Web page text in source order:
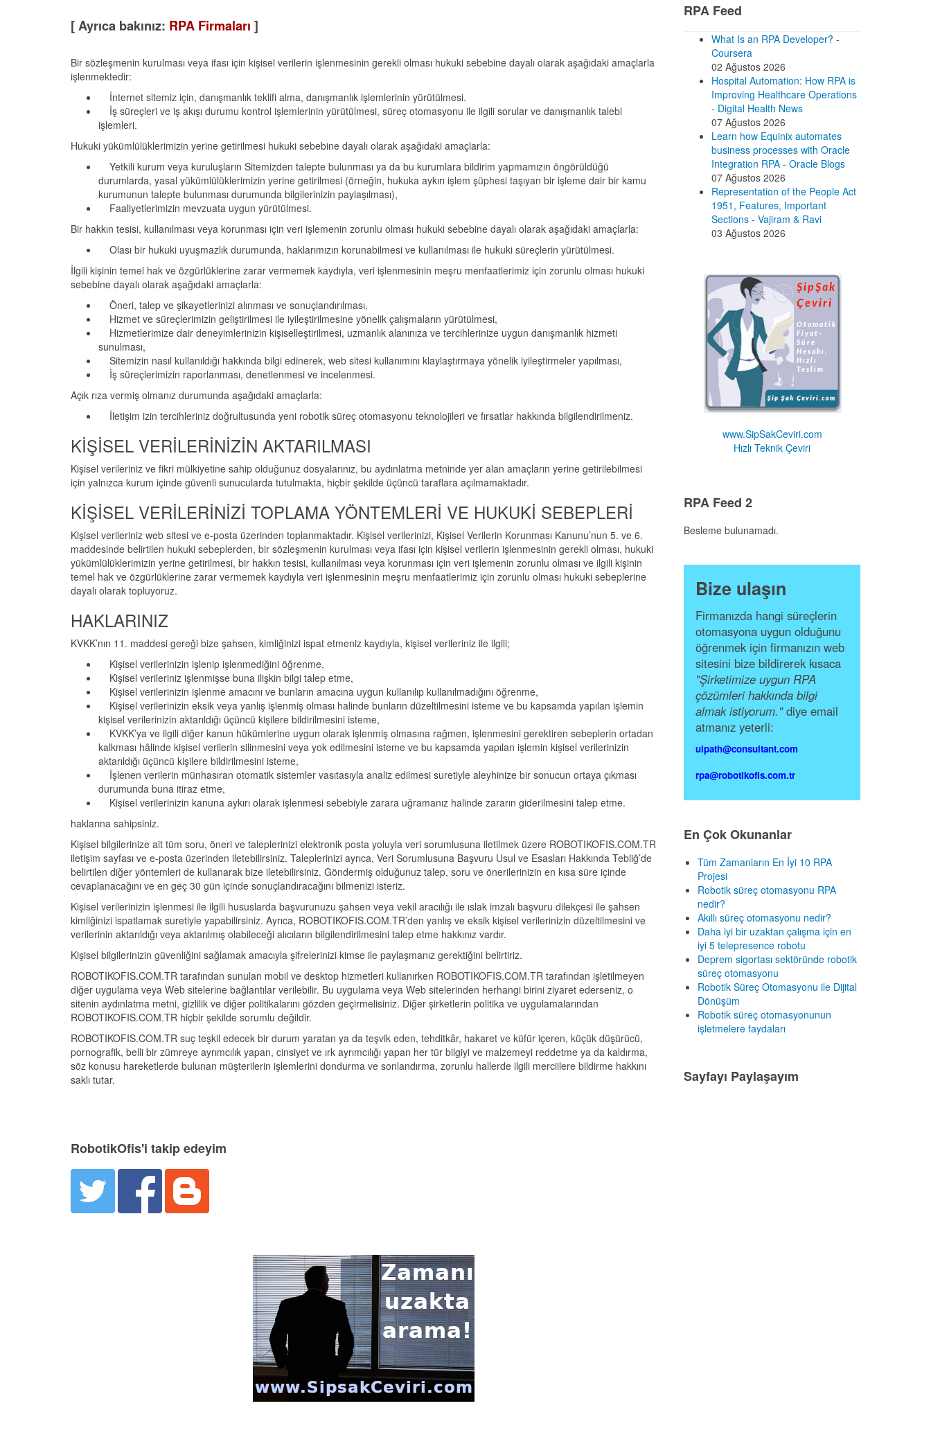
[ Ayrıca bakınız: RPA Firmaları ]
Bir sözleşmenin kurulması veya ifası için kişisel verilerin işlenmesinin gerekli olması hukuki sebebine dayalı olarak aşağıdaki amaçlarla
işlenmektedir:
İnternet sitemiz için, danışmanlık teklifi alma, danışmanlık işlemlerinin yürütülmesi.
İş süreçleri ve iş akışı durumu kontrol işlemlerinin yürütülmesi, süreç otomasyonu ile ilgili sorular ve danışmanlık talebi
işlemleri.
Hukuki yükümlülüklerimizin yerine getirilmesi hukuki sebebine dayalı olarak aşağıdaki amaçlarla:
Yetkili kurum veya kuruluşların Sitemizden talepte bulunması ya da bu kurumlara bildirim yapmamızın öngörüldüğü
durumlarda, yasal yükümlülüklerimizin yerine getirilmesi (örneğin, hukuka aykırı işlem şüphesi taşıyan bir işleme dair bir kamu
kurumunun talepte bulunması durumunda bilgilerinizin paylaşılması),
Faaliyetlerimizin mevzuata uygun yürütülmesi.
Bir hakkın tesisi, kullanılması veya korunması için veri işlemenin zorunlu olması hukuki sebebine dayalı olarak aşağıdaki amaçlarla:
Olası bir hukuki uyuşmazlık durumunda, haklarımızın korunabilmesi ve kullanılması ile hukuki süreçlerin yürütülmesi.
İlgili kişinin temel hak ve özgürlüklerine zarar vermemek kaydıyla, veri işlenmesinin meşru menfaatlerimiz için zorunlu olması hukuki
sebebine dayalı olarak aşağıdaki amaçlarla:
Öneri, talep ve şikayetlerinizi alınması ve sonuçlandırılması,
Hizmet ve süreçlerimizin geliştirilmesi ile iyileştirilmesine yönelik çalışmaların yürütülmesi,
Hizmetlerimize dair deneyimlerinizin kişiselleştirilmesi, uzmanlık alanınıza ve tercihlerinize uygun danışmanlık hizmeti
sunulması,
Sitemizin nasıl kullanıldığı hakkında bilgi edinerek, web sitesi kullanımını klaylaştırmaya yönelik iyileştirmeler yapılması,
İş süreçlerimizin raporlanması, denetlenmesi ve incelenmesi.
Açık rıza vermiş olmanız durumunda aşağıdaki amaçlarla:
İletişim izin tercihleriniz doğrultusunda yeni robotik süreç otomasyonu teknolojileri ve fırsatlar hakkında bilgilendirilmeniz.
KİŞİSEL VERİLERİNİZİN AKTARILMASI
Kişisel verileriniz ve fikri mülkiyetine sahip olduğunuz dosyalarınız, bu aydınlatma metninde yer alan amaçların yerine getirilebilmesi
için yalnızca kurum içinde güvenli sunucularda tutulmakta, hiçbir şekilde üçüncü taraflara açılmamaktadır.
KİŞİSEL VERİLERİNİZİ TOPLAMA YÖNTEMLERİ VE HUKUKİ SEBEPLERİ
Kişisel verileriniz web sitesi ve e-posta üzerinden toplanmaktadır. Kişisel verilerinizi, Kişisel Verilerin Korunması Kanunu’nun 5. ve 6.
maddesinde belirtilen hukuki sebeplerden, bir sözleşmenin kurulması veya ifası için kişisel verilerin işlenmesinin gerekli olması, hukuki
yükümlülüklerimizin yerine getirilmesi, bir hakkın tesisi, kullanılması veya korunması için veri işlemenin zorunlu olması ve ilgili kişinin
temel hak ve özgürlüklerine zarar vermemek kaydıyla veri işlenmesinin meşru menfaatlerimiz için zorunlu olması hukuki sebeplerine
dayalı olarak topluyoruz.
HAKLARINIZ
KVKK’nın 11. maddesi gereği bize şahsen, kimliğinizi ispat etmeniz kaydıyla, kişisel verileriniz ile ilgili;
Kişisel verilerinizin işlenip işlenmediğini öğrenme,
Kişisel verileriniz işlenmişse buna ilişkin bilgi talep etme,
Kişisel verilerinizin işlenme amacını ve bunların amacına uygun kullanılıp kullanılmadığını öğrenme,
Kişisel verilerinizin eksik veya yanlış işlenmiş olması halinde bunların düzeltilmesini isteme ve bu kapsamda yapılan işlemin
kişisel verilerinizin aktarıldığı üçüncü kişilere bildirilmesini isteme,
KVKK’ya ve ilgili diğer kanun hükümlerine uygun olarak işlenmiş olmasına rağmen, işlenmesini gerektiren sebeplerin ortadan
kalkması hâlinde kişisel verilerin silinmesini veya yok edilmesini isteme ve bu kapsamda yapılan işlemin kişisel verilerinizin
aktarıldığı üçüncü kişilere bildirilmesini isteme,
İşlenen verilerin münhasıran otomatik sistemler vasıtasıyla analiz edilmesi suretiyle aleyhinize bir sonucun ortaya çıkması
durumunda buna itiraz etme,
Kişisel verilerinizin kanuna aykırı olarak işlenmesi sebebiyle zarara uğramanız halinde zararın giderilmesini talep etme.
haklarına sahipsiniz.
Kişisel bilgilerinize ait tüm soru, öneri ve taleplerinizi elektronik posta yoluyla veri sorumlusuna iletilmek üzere ROBOTIKOFIS.COM.TR
iletişim sayfası ve e-posta üzerinden iletebilirsiniz. Taleplerinizi ayrıca, Veri Sorumlusuna Başvuru Usul ve Esasları Hakkında Tebliğ’de
belirtilen diğer yöntemleri de kullanarak bize iletebilirsiniz. Göndermiş olduğunuz talep, soru ve önerilerinizin en kısa süre içinde
cevaplanacağını ve en geç 30 gün içinde sonuçlandıracağını bilmenizi isteriz.
Kişisel verilerinizin işlenmesi ile ilgili hususlarda başvurunuzu şahsen veya vekil aracılığı ile ıslak imzalı başvuru dilekçesi ile şahsen
kimliğinizi ispatlamak suretiyle yapabilirsiniz. Ayrıca, ROBOTIKOFIS.COM.TR’den yanlış ve eksik kişisel verilerinizin düzeltilmesini ve
verilerinin aktarıldığı veya aktarılmış olabileceği alıcıların bilgilendirilmesini talep etme hakkınız vardır.
Kişisel bilgilerinizin güvenliğini sağlamak amacıyla şifrelerinizi kimse ile paylaşmanız gerektiğini belirtiriz.
ROBOTIKOFIS.COM.TR tarafından sunulan mobil ve desktop hizmetleri kullanırken ROBOTIKOFIS.COM.TR tarafından işletilmeyen
diğer uygulama veya Web sitelerine bağlantılar verilebilir. Bu uygulama veya Web sitelerinden herhangi birini ziyaret ederseniz, o
sitenin aydınlatma metni, gizlilik ve diğer politikalarını gözden geçirmelisiniz. Diğer şirketlerin politika ve uygulamalarından
ROBOTIKOFIS.COM.TR hiçbir şekilde sorumlu değildir.
ROBOTIKOFIS.COM.TR suç teşkil edecek bir durum yaratan ya da teşvik eden, tehditkâr, hakaret ve küfür içeren, küçük düşürücü,
pornografik, belli bir zümreye ayrımcılık yapan, cinsiyet ve ırk ayrımcılığı yapan her tür bilgiyi ve malzemeyi reddetme ya da kaldırma,
söz konusu hareketlerde bulunan müşterilerin işlemlerini dondurma ve sonlandırma, zorunlu hallerde ilgili merciilere bildirme hakkını
saklı tutar.
RobotikOfis'i takip edeyim
RPA Feed
What Is an RPA Developer? -
Coursera
02 Ağustos 2026
Hospital Automation: How RPA is
Improving Healthcare Operations
- Digital Health News
07 Ağustos 2026
Learn how Equinix automates
business processes with Oracle
Integration RPA - Oracle Blogs
07 Ağustos 2026
Representation of the People Act
1951, Features, Important
Sections - Vajiram & Ravi
03 Ağustos 2026
www.SipSakCeviri.com
Hızlı Teknik Çeviri
RPA Feed 2
Besleme bulunamadı.
Bize ulaşın
Firmanızda hangi süreçlerin
otomasyona uygun olduğunu
öğrenmek için firmanızın web
sitesini bize bildirerek kısaca
"Şirketimize uygun RPA
çözümleri hakkında bilgi
almak istiyorum."diye email
atmanız yeterli:
uipath@consultant.com
rpa@robotikofis.com.tr
En Çok Okunanlar
Tüm Zamanların En İyi 10 RPA
Projesi
Robotik süreç otomasyonu RPA
nedir?
Akıllı süreç otomasyonu nedir?
Daha iyi bir uzaktan çalışma için en
iyi 5 telepresence robotu
Deprem sigortası sektöründe robotik
süreç otomasyonu
Robotik Süreç Otomasyonu ile Dijital
Dönüşüm
Robotik süreç otomasyonunun
işletmelere faydaları
Sayfayı Paylaşayım